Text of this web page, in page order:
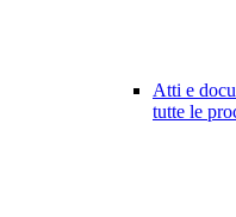
Atti e
tutte le